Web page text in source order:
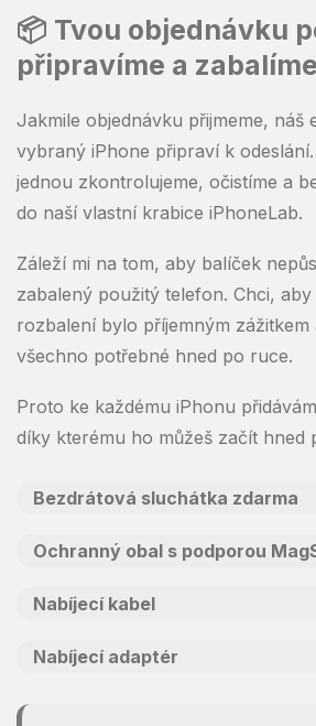
📦 Tvou objednávku
připravíme a zabalíme
Jakmile objednávku přijmeme, náš
vybraný iPhone připraví k
jednou zkontrolujeme, očistíme a
do naší vlastní krabice iPhoneLab.
Záleží mi na tom, aby balíček
zabalený použitý telefon. Chci,
rozbalení bylo příjemným zážitkem
všechno potřebné hned po ruce.
Proto ke každému iPhonu
díky kterému ho můžeš začít hned
Bezdrátová sluchátka zdarma
Ochranný obal s podporou
Nabíjecí kabel
Nabíjecí adaptér